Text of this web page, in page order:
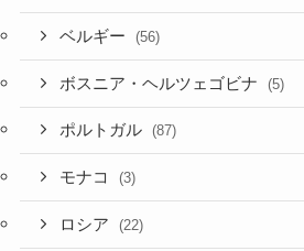
ベルギー (56)
ボスニア・ヘルツェゴビナ (5)
ポルトガル (87)
モナコ (3)
ロシア (22)